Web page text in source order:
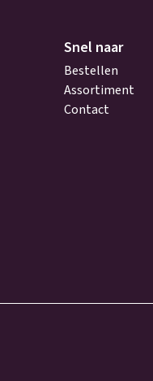
Snel naar
Bestellen
Assortiment
Contact